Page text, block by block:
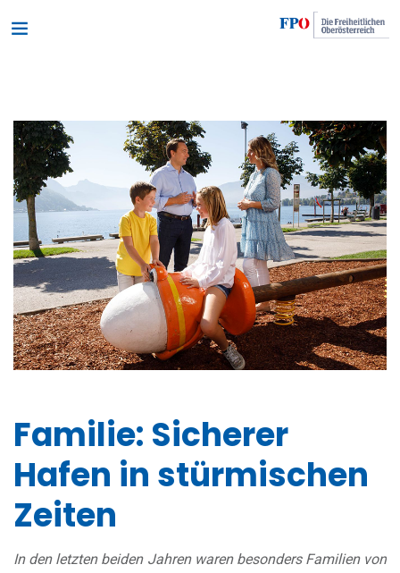
Familie: Sicherer
Hafen in stürmischen
Zeiten
In den letzten beiden Jahren waren besonders Familien von